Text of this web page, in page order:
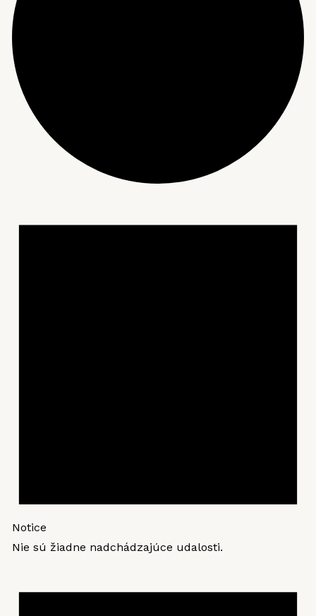
Notice
Nie sú žiadne nadchádzajúce udalosti.